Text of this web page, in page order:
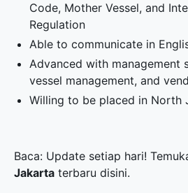
Code, Mother Vessel, and
Regulation
Able to communicate in
Advanced with management
vessel management, and
Willing to be placed in North
Baca: Update setiap hari!
Jakarta terbaru disini.